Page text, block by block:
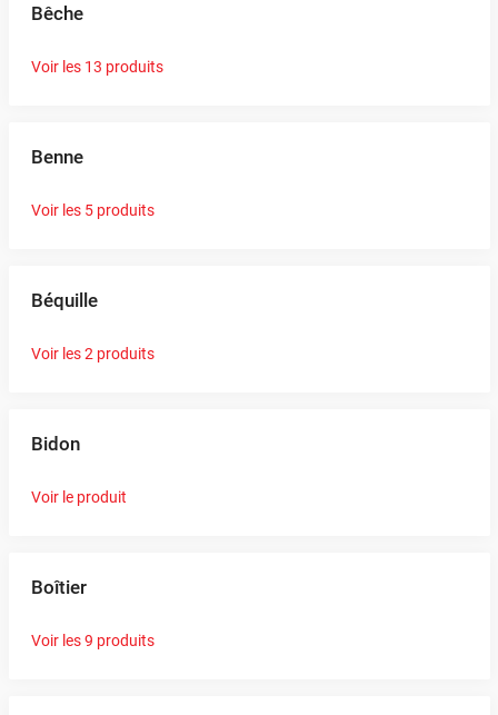
Bêche
Voir les 13 produits
Benne
Voir les 5 produits
Béquille
Voir les 2 produits
Bidon
Voir le produit
Boîtier
Voir les 9 produits